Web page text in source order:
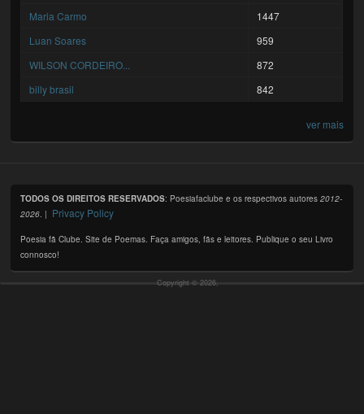
Maria Carmo
1447
Luan Soares
959
WILSON CORDEIRO...
872
billy brasil
842
ver mais
TODOS OS DIREITOS RESERVADOS: Poesiafaclube e os respectivos autores2012-
2026. | Privacy Policy
Poesia fã Clube. Site de Poemas. Faça amigos, fãs e leitores. Publique o seu Livro
connosco!
Copyright © 2026,